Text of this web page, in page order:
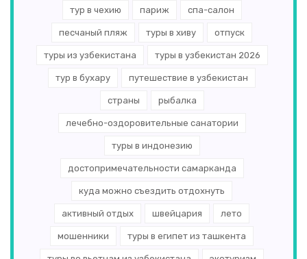
тур в чехию париж спа-салон
песчаный пляж туры в хиву отпуск
туры из узбекистана туры в узбекистан 2026
тур в бухару путешествие в узбекистан
страны рыбалка
лечебно-оздоровительные санатории
туры в индонезию
достопримечательности самарканда
куда можно съездить отдохнуть
активный отдых швейцария лето
мошенники туры в египет из ташкента